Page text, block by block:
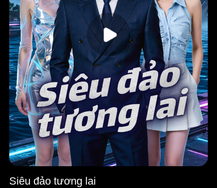
Siêu đảo tương lai